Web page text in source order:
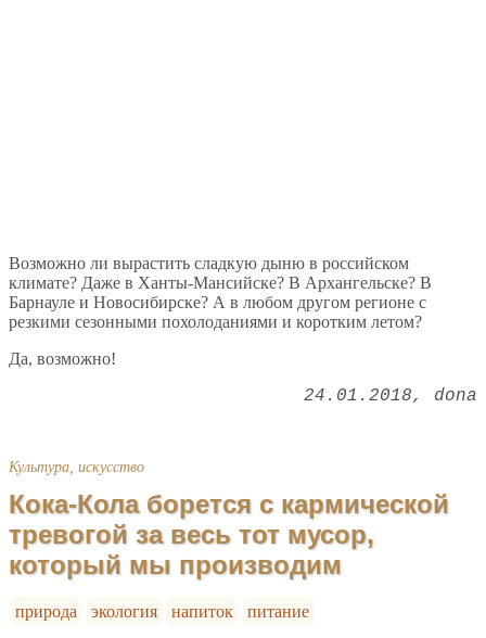
Возможно ли вырастить сладкую дыню в российском
климате? Даже в Ханты-Мансийске? В Архангельске? В
Барнауле и Новосибирске? А в любом другом регионе с
резкими сезонными похолоданиями и коротким летом?
Да, возможно!
24.01.2018 dona
Культура, искусство
Кока-Кола борется с кармической
тревогой за весь тот мусор,
который мы производим
природа экология напиток питание